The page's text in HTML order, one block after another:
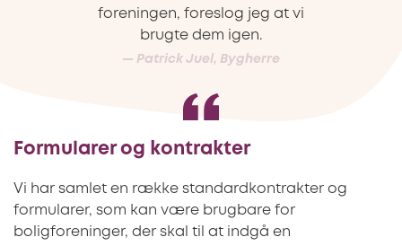
foreningen, foreslog jeg at vi
brugte dem igen.
— Patrick Juel, Bygherre
Formularer og kontrakter
Vi har samlet en række standardkontrakter og
formularer, som kan være brugbare for
boligforeninger, der skal til at indgå en